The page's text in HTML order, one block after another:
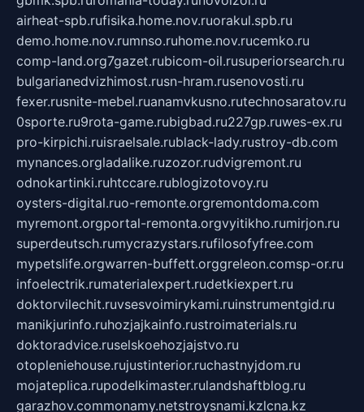
airheat-spb.rufisika.home.nov.ruorakul.spb.ru
demo.home.nov.rumnso.ruhome.nov.rucemko.ru
comp-land.org7gazet.rubicom-oil.rusuperiorsearch.ru
bulgarianedvizhimost.rusn-hram.rusenovosti.ru
fexer.rusnite-mebel.ruanamvkusno.rutechnosaratov.ru
0sporte.ru9rota-game.rubigbad.ru227gp.ruwes-ex.ru
pro-kirpichi.ruisraelsale.rublack-lady.rustroy-db.com
mynances.orgladalike.ruzozor.rudvigremont.ru
odnokartinki.ruhtccare.rublogizotovoy.ru
oysters-digital.ruo-remonte.orgremontdoma.com
myremont.orgportal-remonta.orgvyitikho.rumirjon.ru
superdeutsch.rumycrazystars.rufilosofyfree.com
mypetslife.orgwarren-buffett.orggreleon.comsp-or.ru
infoelectrik.rumaterialexpert.rudetkiexpert.ru
doktorvilechit.ruvsesvoimirykami.ruinstrumentgid.ru
manikjurinfo.ruhozjajkainfo.rustroimaterials.ru
doktoradvice.ruselskoehozjajstvo.ru
otopleniehouse.rujustinterior.ruchastnyjdom.ru
mojateplica.rupodelkimaster.rulandshaftblog.ru
garazhov.commonamy.netstroysnami.kzlcna.kz